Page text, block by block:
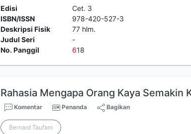
Edisi
Cet. 3
ISBN/ISSN
978-420-527-3
Deskripsi Fisik
77 hlm.
Judul Seri
-
No. Panggil
618
Rahasia Mengapa Orang Kaya Semakin
Komentar Penanda Bagikan
Bernard Taufani